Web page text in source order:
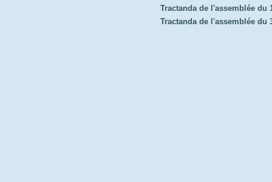
Tractanda de l'assemblée du
Tractanda de l'assemblée du